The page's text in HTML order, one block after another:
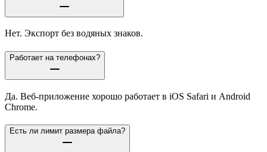
Нет. Экспорт без водяных знаков.
Работает на телефонах?
Да. Веб-приложение хорошо работает в iOS Safari и Android
Chrome.
Есть ли лимит размера файла?